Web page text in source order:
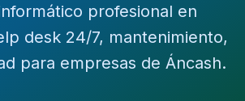
profesional en
desk 24/7, mantenimiento,
para empresas de Áncash.